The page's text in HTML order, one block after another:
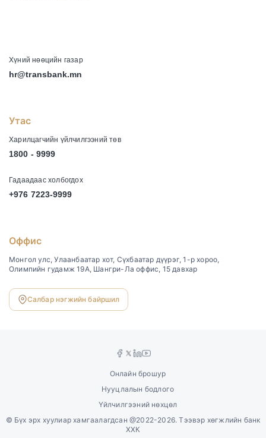
Хүний нөөцийн газар
hr@transbank.mn
Утас
Харилцагчийн үйлчилгээний төв
1800 - 9999
Гадаадаас холбогдох
+976 7223-9999
Оффис
Монгол улс, Улаанбаатар хот, Сүхбаатар дүүрэг, 1-р хороо,
Олимпийн гудамж 19А, Шангри-Ла оффис, 15 давхар
Салбар нэгжийн байршил
© Бүх эрх хуулиар хамгаалагдсан @2022-2026. Тээвэр хөгжлийн банк
ХХК
Үйлчилгээний нөхцөл
Нууцлалын бодлого
Онлайн брошур